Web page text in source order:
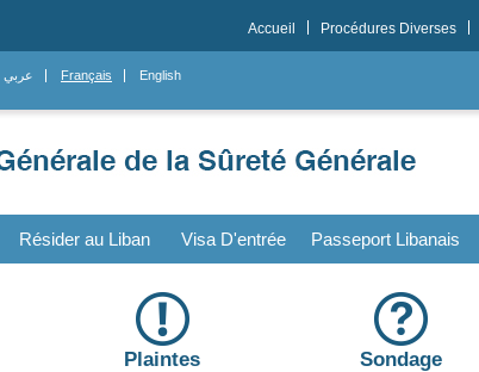
Accueil Procédures Diverses
عربي Français English
Résider au Liban Visa D'entrée Passeport Libanais
Plaintes Sondage